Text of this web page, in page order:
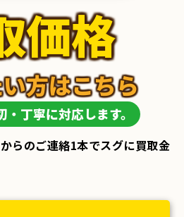
価格
丁寧に対応します。
方はこちら
らのご連絡1本でスグに買取金